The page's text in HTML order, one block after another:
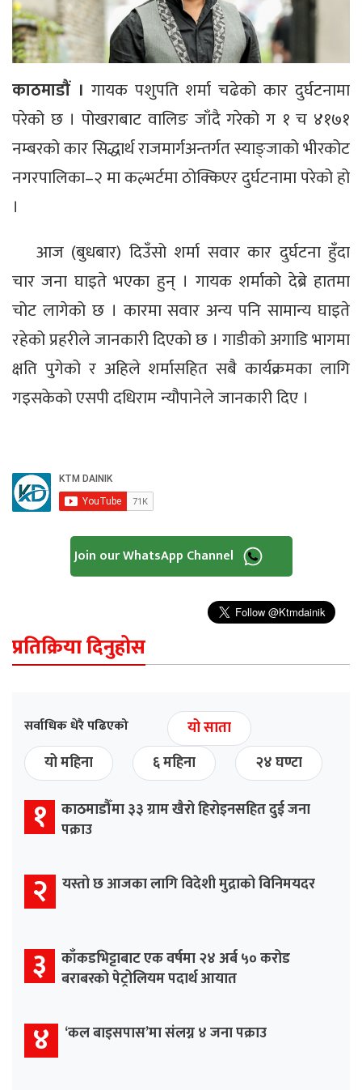
काठमाडौं । गायक पशुपति शर्मा चढेको कार दुर्घटनामा
परेको छ । पोखराबाट वालिङ जाँदै गरेको ग १ च ४१७१
नम्बरको कार सिद्धार्थ राजमार्गअन्तर्गत स्याङ्जाको भीरकोट
नगरपालिका–२ मा कल्भर्टमा ठोक्किएर दुर्घटनामा परेको हो
।
आज (बुधबार) दिउँसो शर्मा सवार कार दुर्घटना हुँदा
चार जना घाइते भएका हुन् । गायक शर्माको देब्रे हातमा
चोट लागेको छ । कारमा सवार अन्य पनि सामान्य घाइते
रहेको प्रहरीले जानकारी दिएको छ । गाडीको अगाडि भागमा
क्षति पुगेको र अहिले शर्मासहित सबै कार्यक्रमका लागि
गइसकेको एसपी दधिराम न्यौपानेले जानकारी दिए ।
Join our WhatsApp Channel
प्रतिक्रिया दिनुहोस
सर्वाधिक धेरै पढिएको
यो साता
यो महिना
६ महिना २४ घण्टा
१ काठमाडौँमा ३३ ग्राम खैरो हिरोइनसहित दुई जना
पक्राउ
२ यस्तो छ आजका लागि विदेशी मुद्राको विनिमयदर
३ काँकडभिट्टाबाट एक वर्षमा २४ अर्ब ५० करोड
बराबरको पेट्रोलियम पदार्थ आयात
४ ‘कल बाइसपास’मा संलग्न ४ जना पक्राउ